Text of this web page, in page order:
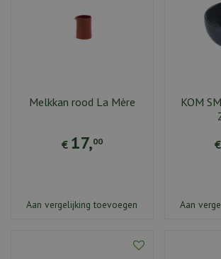
Melkkan rood La Mère
€ 17,00
Aan vergelijking toevoegen
KOM
€
Aan